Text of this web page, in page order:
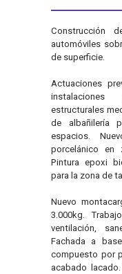
Construcción
automóviles
de superficie.
Actuaciones
estructurales
de albañilería
espacios.
porcelánico en
Pintura epoxi
para la zona de
Nuevo
3.000kg.
ventilación,
Fachada a
compuesto por
acabado